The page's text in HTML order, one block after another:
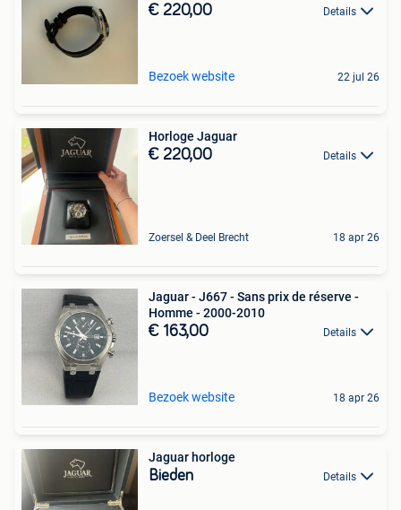
€ 220,00 Details
Bezoek website 22 jul 26
Horloge Jaguar
€ 220,00 Details
Zoersel & Deel Brecht 18 apr 26
Jaguar - J667 - Sans prix de réserve -
Homme - 2000-2010
€ 163,00 Details
Bezoek website 18 apr 26
Jaguar horloge
Bieden Details